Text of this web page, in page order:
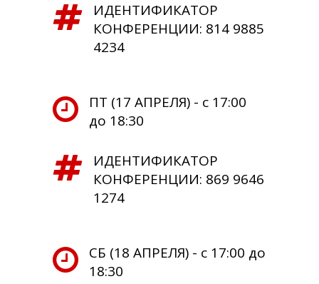
ИДЕНТИФИКАТОР
КОНФЕРЕНЦИИ: 814 9885
4234
ПТ (17 АПРЕЛЯ) - с 17:00
до 18:30
ИДЕНТИФИКАТОР
КОНФЕРЕНЦИИ: 869 9646
1274
СБ (18 АПРЕЛЯ) - с 17:00 до
18:30